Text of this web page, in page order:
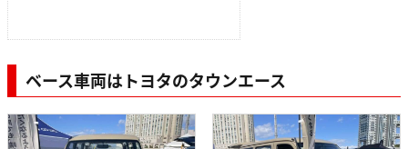
ベース車両はトヨタのタウンエース